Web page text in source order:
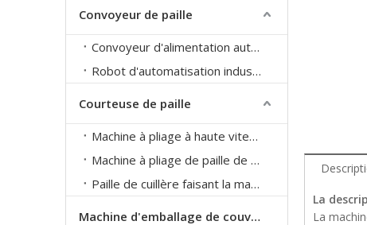
Convoyeur de paille
Convoyeur d'alimentation automatique pour paille
Robot d'automatisation industrielle
Courteuse de paille
Machine à pliage à haute vitesse
Machine à pliage de paille de vitesse ordinaire
Paille de cuillère faisant la machine
Machine d'emballage de couverts
La
La